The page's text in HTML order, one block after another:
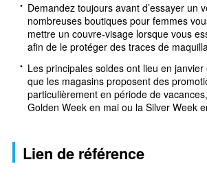
Demandez toujours avant d’essayer un
nombreuses boutiques pour femmes
mettre un couvre-visage lorsque vous
afin de le protéger des traces de
Les principales soldes ont lieu en
que les magasins proposent des
particulièrement en période de
Golden Week en mai ou la Silver Week
Lien de référence